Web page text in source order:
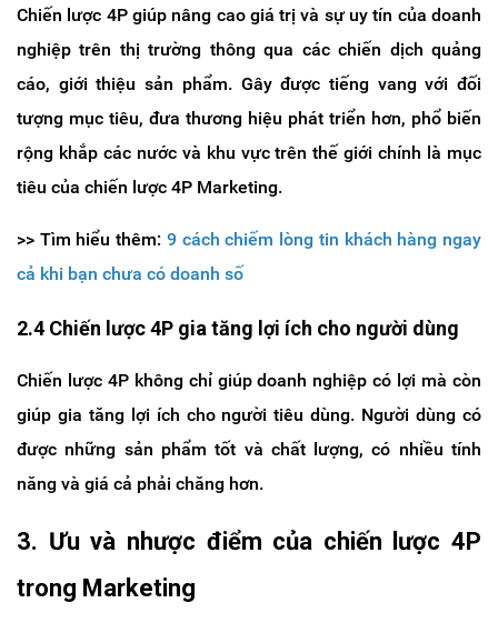
Chiến lược 4P giúp nâng cao giá trị và sự uy tín của doanh
nghiệp trên thị trường thông qua các chiến dịch quảng
cáo, giới thiệu sản phẩm. Gây được tiếng vang với đối
tượng mục tiêu, đưa thương hiệu phát triển hơn, phổ biến
rộng khắp các nước và khu vực trên thế giới chính là mục
tiêu của chiến lược 4P Marketing.
>> Tìm hiểu thêm: 9 cách chiếm lòng tin khách hàng ngay
cả khi bạn chưa có doanh số
2.4 Chiến lược 4P gia tăng lợi ích cho người dùng
Chiến lược 4P không chỉ giúp doanh nghiệp có lợi mà còn
giúp gia tăng lợi ích cho người tiêu dùng. Người dùng có
được những sản phẩm tốt và chất lượng, có nhiều tính
năng và giá cả phải chăng hơn.
3. Ưu và nhược điểm của chiến lược 4P
trong Marketing